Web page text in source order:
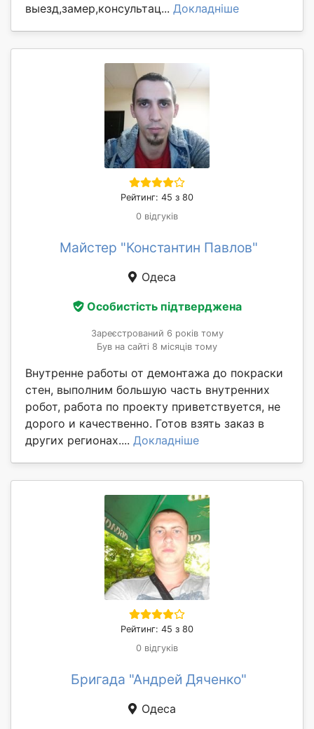
выезд,замер,консультац... Докладніше
Рейтинг: 45 з 80
0 відгуків
Майстер "Константин Павлов"
Одеса
Особистість підтверджена
Зареєстрований 6 років тому
Був на сайті 8 місяців тому
Внутренне работы от демонтажа до покраски
стен, выполним большую часть внутренних
робот, работа по проекту приветствуется, не
дорого и качественно. Готов взять заказ в
других регионах.... Докладніше
Рейтинг: 45 з 80
0 відгуків
Бригада "Андрей Дяченко"
Одеса